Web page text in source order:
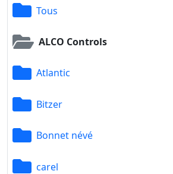
Tous
ALCO Controls
Atlantic
Bitzer
Bonnet névé
carel